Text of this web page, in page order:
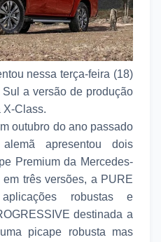
nessa terça-feira (18)
a versão de produção
X-Class.
outubro do ano passado
apresentou dois
Premium da Mercedes-
três versões, a PURE
robustas e
destinada a
picape robusta mas